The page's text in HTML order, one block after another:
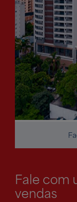
Fale com
vendas